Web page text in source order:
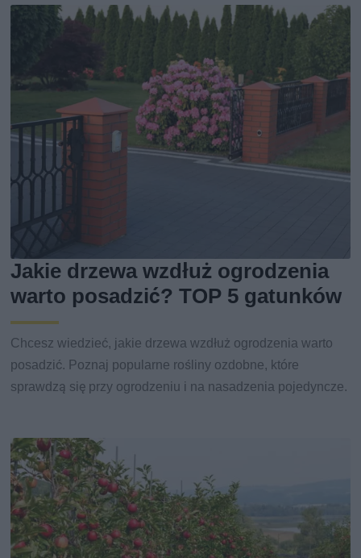
Jakie drzewa wzdłuż ogrodzenia
warto posadzić? TOP 5 gatunków
Chcesz wiedzieć, jakie drzewa wzdłuż ogrodzenia warto
posadzić. Poznaj popularne rośliny ozdobne, które
sprawdzą się przy ogrodzeniu i na nasadzenia pojedyncze.